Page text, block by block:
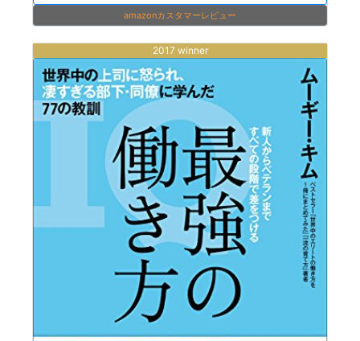
amazonカスタマーレビュー
2017 winner